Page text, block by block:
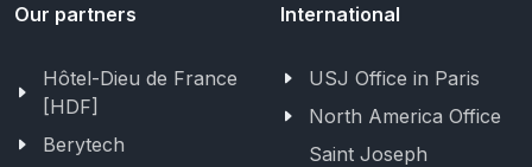
Our partners
Hôtel-Dieu de France
[HDF]
Berytech
International
USJ Office in Paris
North America Office
Saint Joseph